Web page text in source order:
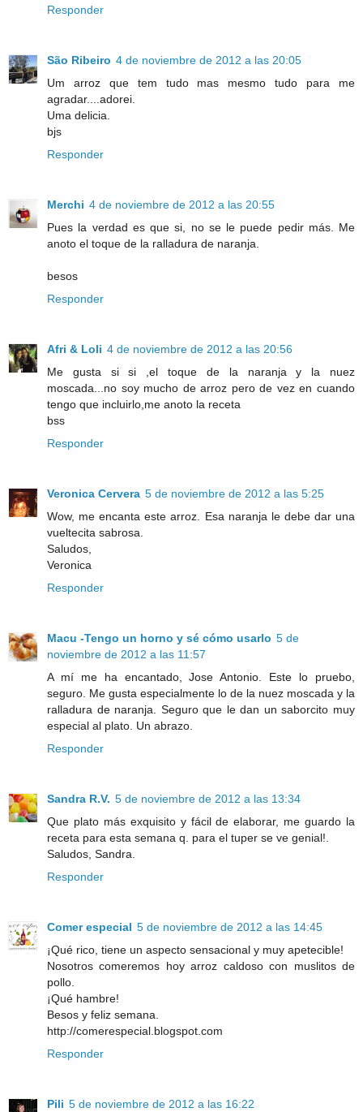
Responder
São Ribeiro 4 de noviembre de 2012 a las 20:05
Um arroz que tem tudo mas mesmo tudo para me
agradar....adorei.
Uma delicia.
bjs
Responder
Merchi 4 de noviembre de 2012 a las 20:55
Pues la verdad es que si, no se le puede pedir más. Me
anoto el toque de la ralladura de naranja.
besos
Responder
Afri & Loli 4 de noviembre de 2012 a las 20:56
Me gusta si si ,el toque de la naranja y la nuez
moscada...no soy mucho de arroz pero de vez en cuando
tengo que incluirlo,me anoto la receta
bss
Responder
Veronica Cervera 5 de noviembre de 2012 a las 5:25
Wow, me encanta este arroz. Esa naranja le debe dar una
vueltecita sabrosa.
Saludos,
Veronica
Responder
Macu -Tengo un horno y sé cómo usarlo 5 de
noviembre de 2012 a las 11:57
A mí me ha encantado, Jose Antonio. Este lo pruebo,
seguro. Me gusta especialmente lo de la nuez moscada y la
ralladura de naranja. Seguro que le dan un saborcito muy
especial al plato. Un abrazo.
Responder
Sandra R.V. 5 de noviembre de 2012 a las 13:34
Que plato más exquisito y fácil de elaborar, me guardo la
receta para esta semana q. para el tuper se ve genial!.
Saludos, Sandra.
Responder
Comer especial 5 de noviembre de 2012 a las 14:45
¡Qué rico, tiene un aspecto sensacional y muy apetecible!
Nosotros comeremos hoy arroz caldoso con muslitos de
pollo.
¡Qué hambre!
Besos y feliz semana.
http://comerespecial.blogspot.com
Responder
Pili 5 de noviembre de 2012 a las 16:22